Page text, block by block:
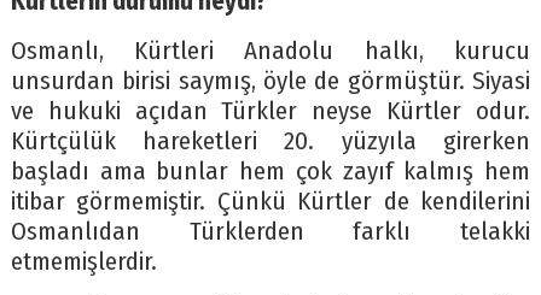
Osmanlı, Kürtleri Anadolu halkı, kurucu
unsurdan birisi saymış, öyle de görmüştür. Siyasi
ve hukuki açıdan Türkler neyse Kürtler odur.
Kürtçülük hareketleri 20. yüzyıla girerken
başladı ama bunlar hem çok zayıf kalmış hem
itibar görmemiştir. Çünkü Kürtler de kendilerini
Osmanlıdan Türklerden farklı telakki
etmemişlerdir.